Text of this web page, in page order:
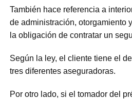
También hace referencia a
de administración, otorgamiento
la obligación de contratar un
Según la ley, el cliente tiene el
tres diferentes aseguradoras.
Por otro lado, si el tomador del